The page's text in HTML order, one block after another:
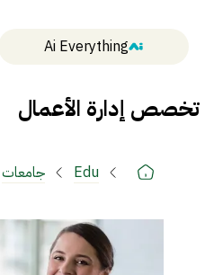
Ai Everything
تخصص إدارة الأعمال
Edu جامعات